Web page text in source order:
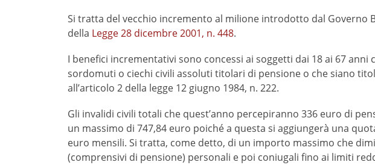
Si tratta del vecchio incremento al milione introdotto dal Governo
della Legge 28 dicembre 2001, n. 448.
I benefici incrementativi sono concessi ai soggetti dai 18 ai 67
sordomuti o ciechi civili assoluti titolari di pensione o che siano
all’articolo 2 della legge 12 giugno 1984, n. 222.
Gli invalidi civili totali che quest’anno percepiranno 336 euro di
un massimo di 747,84 euro poiché a questa si aggiungerà una
euro mensili. Si tratta, come detto, di un importo massimo che
(comprensivi di pensione) personali e poi coniugali fino ai limiti